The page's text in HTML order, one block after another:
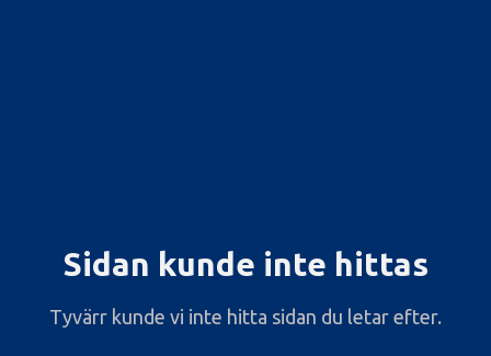
Sidan kunde inte hittas
Tyvärr kunde vi inte hitta sidan du letar efter.